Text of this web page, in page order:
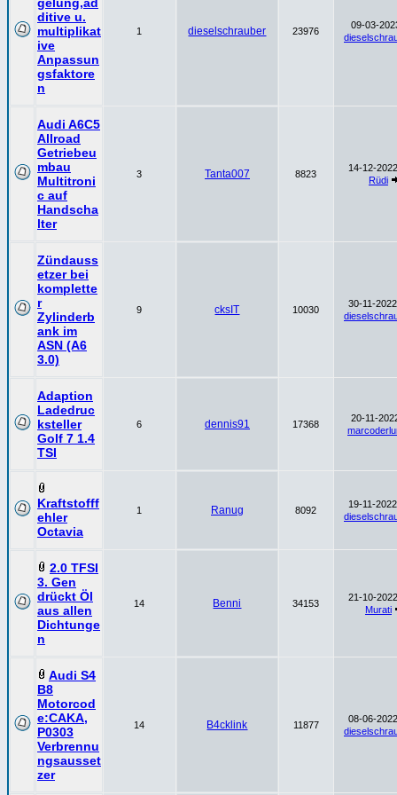
ditive u.
multiplikat
ive
Anpassun
gsfaktore
n
1 dieselschrauber 23976
09-03-
Audi A6C5
Allroad
Getriebeu
mbau
Multitroni
c auf
Handscha
lter
3 Tanta007 8823
14-12-
Rüdi
Zündauss
etzer bei
komplette
r
Zylinderb
ank im
ASN (A6
3.0)
9 cksIT 10030
30-11-
Adaption
Ladedruc
ksteller
Golf 7 1.4
TSI
6 dennis91 17368
20-11-
Kraftstofff
ehler
Octavia
1 Ranug 8092
19-11-
2.0 TFSI
3. Gen
drückt Öl
aus allen
Dichtunge
n
14 Benni 34153
21-10-
Murati
Audi S4
B8
Motorcod
e:CAKA,
P0303
Verbrennu
ngsausset
zer
14 B4cklink 11877
08-06-